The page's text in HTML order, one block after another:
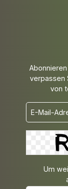
verpassen
von
Um